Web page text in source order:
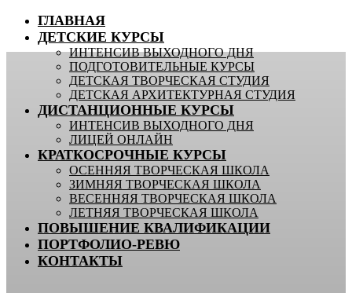
ГЛАВНАЯ
ДЕТСКИЕ КУРСЫ
ИНТЕНСИВ ВЫХОДНОГО ДНЯ
ПОДГОТОВИТЕЛЬНЫЕ КУРСЫ
ДЕТСКАЯ ТВОРЧЕСКАЯ СТУДИЯ
ДЕТСКАЯ АРХИТЕКТУРНАЯ СТУДИЯ
ДИСТАНЦИОННЫЕ КУРСЫ
ИНТЕНСИВ ВЫХОДНОГО ДНЯ
ЛИЦЕЙ ОНЛАЙН
КРАТКОСРОЧНЫЕ КУРСЫ
ОСЕННЯЯ ТВОРЧЕСКАЯ ШКОЛА
ЗИМНЯЯ ТВОРЧЕСКАЯ ШКОЛА
ВЕСЕННЯЯ ТВОРЧЕСКАЯ ШКОЛА
ЛЕТНЯЯ ТВОРЧЕСКАЯ ШКОЛА
ПОВЫШЕНИЕ КВАЛИФИКАЦИИ
ПОРТФОЛИО-РЕВЮ
КОНТАКТЫ